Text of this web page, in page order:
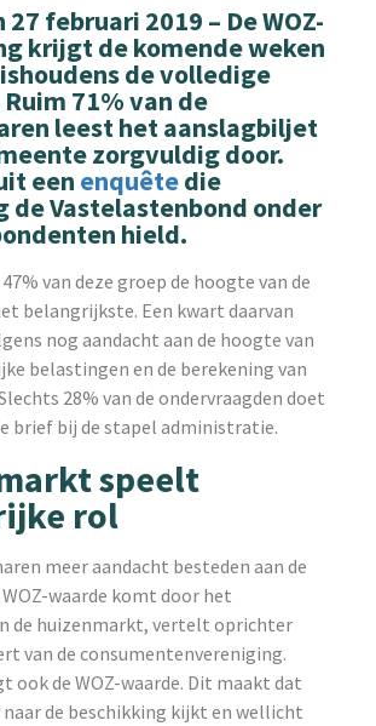
februari 2019 – De WOZ-
krijgt de komende weken
de volledige
71% van de
leest het aanslagbiljet
zorgvuldig door.
een enquêtedie
de Vastelastenbond onder
hield.
van deze groep de hoogte van de
belangrijkste. Een kwart daarvan
nog aandacht aan de hoogte van
belastingen en de berekening van
28% van de ondervraagden doet
brief bij de stapel administratie.
speelt
rol
meer aandacht besteden aan de
waarde komt door het
de huizenmarkt, vertelt oprichter
van de consumentenvereniging.
ook de WOZ-waarde. Dit maakt dat
de beschikking kijkt en wellicht